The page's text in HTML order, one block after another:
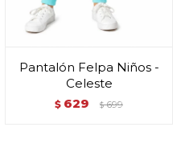
Pantalón Felpa Niños -
Celeste
$ 629 $ 699